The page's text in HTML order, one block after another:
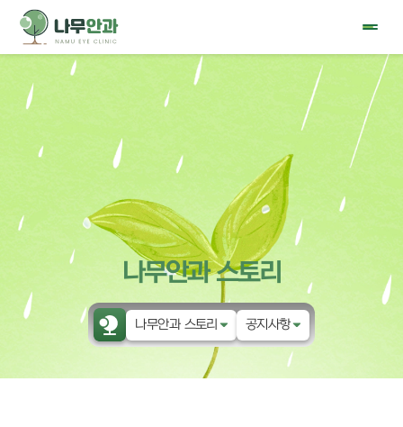
나무안과 스토리
나무안과 스토리 공지사항
공지사항